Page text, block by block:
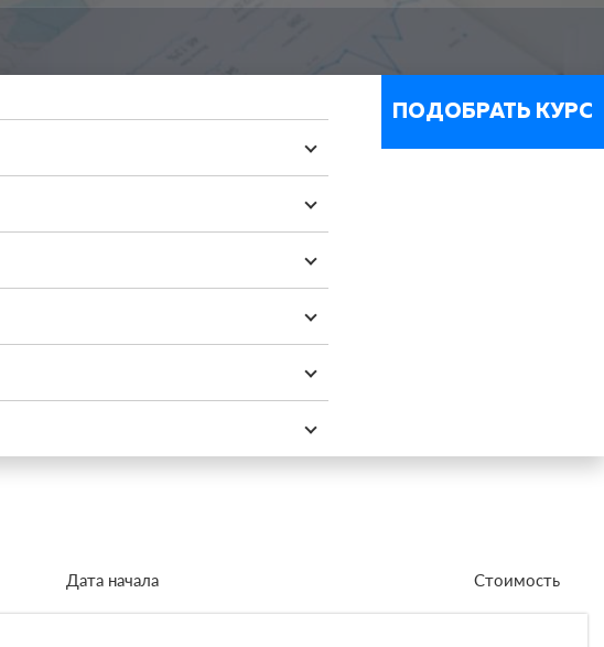
Дата начала Стоимость
ПОДОБРАТЬ КУРС